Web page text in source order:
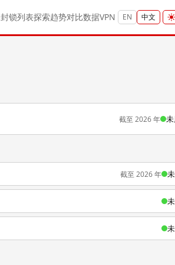
封锁列表探索趋势对比数据VPN EN 中文
截至 2026 年
截至 2026 年